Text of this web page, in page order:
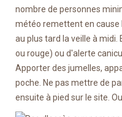
nombre de personnes
météo remettent en cause
au plus tard la veille à
ou rouge) ou d'alerte
Apporter des jumelles,
poche. Ne pas mettre de
ensuite à pied sur le site.